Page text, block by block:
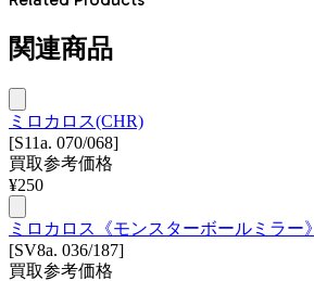
関連商品
ミロカロス(CHR)
[S11a. 070/068]
買取参考価格
¥250
ミロカロス《モンスターボールミラー》
[SV8a. 036/187]
買取参考価格